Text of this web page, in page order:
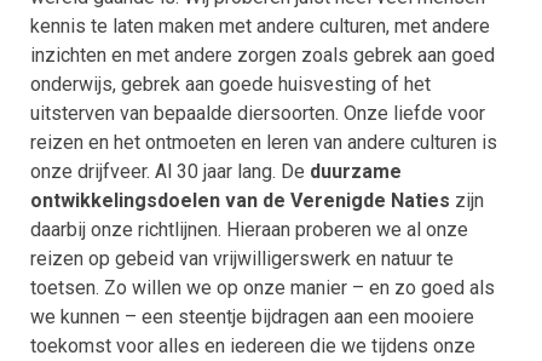
kennis te laten maken met andere culturen, met andere
inzichten en met andere zorgen zoals gebrek aan goed
onderwijs, gebrek aan goede huisvesting of het
uitsterven van bepaalde diersoorten. Onze liefde voor
reizen en het ontmoeten en leren van andere culturen is
onze drijfveer. Al 30 jaar lang. De duurzame
ontwikkelingsdoelen van de Verenigde Naties zijn
daarbij onze richtlijnen. Hieraan proberen we al onze
reizen op gebeid van vrijwilligerswerk en natuur te
toetsen. Zo willen we op onze manier – en zo goed als
we kunnen – een steentje bijdragen aan een mooiere
toekomst voor alles en iedereen die we tijdens onze